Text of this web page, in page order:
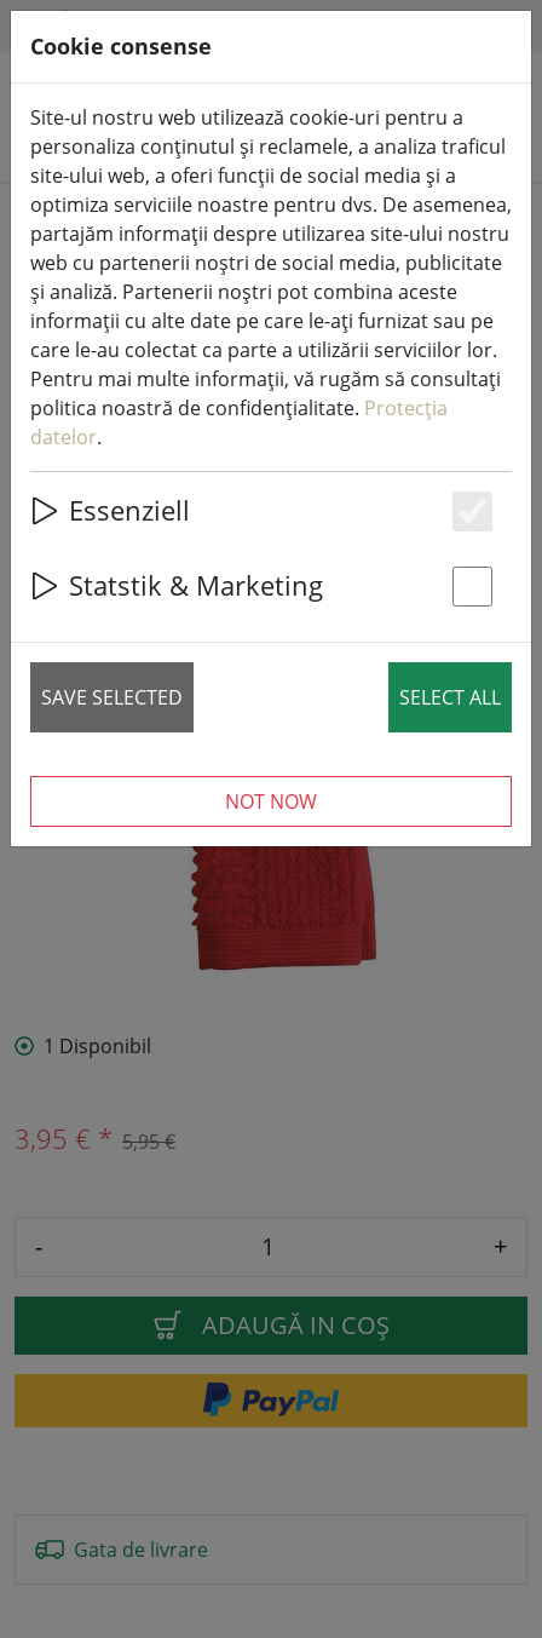
Căutare produse
Home %Vânzare
Zona Danemarca flanel CONFETTI
30x30cm roșu
34% DISCOUNT
1 Disponibil
3,95 € * 5,95 €
- +
ADAUGĂ IN COŞ
Gata de livrare
Cookie consense
Site-ul nostru web utilizează cookie-uri pentru a
personaliza conținutul și reclamele, a analiza traficul
site-ului web, a oferi funcții de social media și a
optimiza serviciile noastre pentru dvs. De asemenea,
partajăm informații despre utilizarea site-ului nostru
web cu partenerii noștri de social media, publicitate
și analiză. Partenerii noștri pot combina aceste
informații cu alte date pe care le-ați furnizat sau pe
care le-au colectat ca parte a utilizării serviciilor lor.
Pentru mai multe informații, vă rugăm să consultați
politica noastră de confidențialitate. Protecția
datelor.
Essenziell
Statstik & Marketing
SAVE SELECTED SELECT ALL
NOT NOW